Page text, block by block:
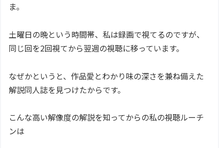
ま。
土曜日の晩という時間帯、私は録画で視てるのですが、
同じ回を2回視てから翌週の視聴に移っています。
なぜかというと、作品愛とわかり味の深さを兼ね備えた
解説同人誌を見つけたからです。
こんな高い解像度の解説を知ってからの私の視聴ルーチ
ンは